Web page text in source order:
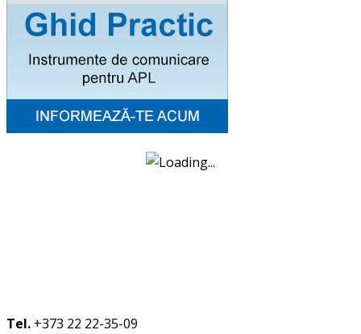
Tel. +373 22 22-35-09